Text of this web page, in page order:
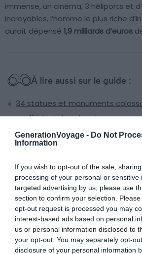
GenerationVoyage - Do Not
Information
If you wish to opt-out of the sale,
processing of your personal or sensitive
targeted advertising by us, please use
section to confirm your selection.
opt-out request is processed you may
interest-based ads based on personal
us or personal information disclosed to
your opt-out. You may separately opt-
disclosure of your personal information
immense, un cinéma, 3 héliports et
incroyables, l’homme le plus riche
aurait dépensé 1,9 milliards d’euros
À lire aussi sur le guide :
34 statues et monuments
Les 11 hôtels les plus chers au
34 lieux pour nager dans les eaux
monde
10. City of Dreams,